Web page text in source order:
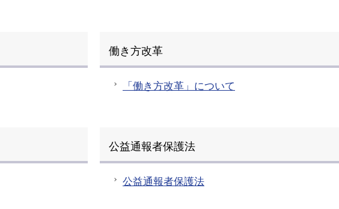
働き方改革
「働き方改革」について
公益通報者保護法
公益通報者保護法